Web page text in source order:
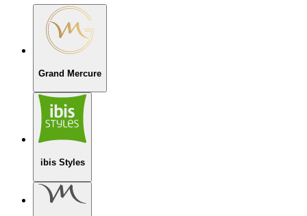
Grand Mercure
ibis Styles